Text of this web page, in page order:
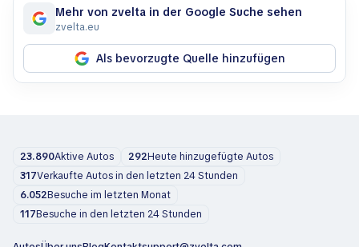
Mehr von zvelta in der Google Suche sehen
zvelta.eu
Als bevorzugte Quelle hinzufügen
23.890Aktive Autos 292Heute hinzugefügte Autos
317Verkaufte Autos in den letzten 24 Stunden
6.052Besuche im letzten Monat
117Besuche in den letzten 24 Stunden